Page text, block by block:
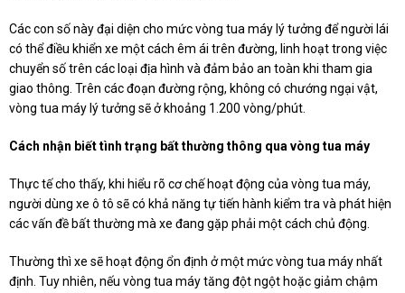
Các con số này đại diện cho mức vòng tua máy lý tưởng để người lái
có thể điều khiển xe một cách êm ái trên đường, linh hoạt trong việc
chuyển số trên các loại địa hình và đảm bảo an toàn khi tham gia
giao thông. Trên các đoạn đường rộng, không có chướng ngại vật,
vòng tua máy lý tưởng sẽ ở khoảng 1.200 vòng/phút.
Cách nhận biết tình trạng bất thường thông qua vòng tua máy
Thực tế cho thấy, khi hiểu rõ cơ chế hoạt động của vòng tua máy,
người dùng xe ô tô sẽ có khả năng tự tiến hành kiểm tra và phát hiện
các vấn đề bất thường mà xe đang gặp phải một cách chủ động.
Thường thì xe sẽ hoạt động ổn định ở một mức vòng tua máy nhất
định. Tuy nhiên, nếu vòng tua máy tăng đột ngột hoặc giảm chậm